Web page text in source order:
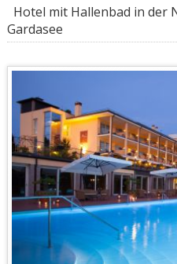
Hotel mit Hallenbad in der
Gardasee